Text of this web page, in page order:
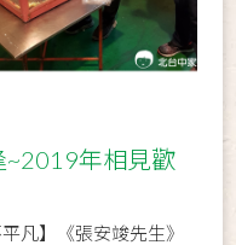
~2019年相見歡
凡】《張安竣先生》